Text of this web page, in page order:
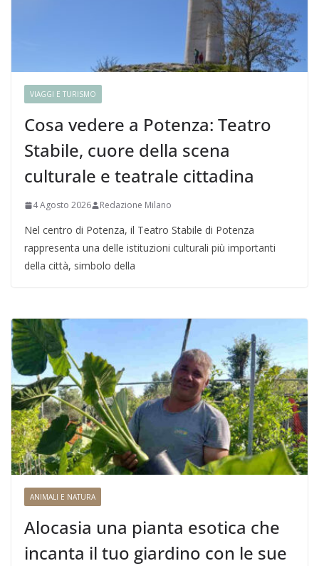
VIAGGI E TURISMO
Cosa vedere a Potenza: Teatro
Stabile, cuore della scena
culturale e teatrale cittadina
4 Agosto 2026 Redazione Milano
Nel centro di Potenza, il Teatro Stabile di Potenza
rappresenta una delle istituzioni culturali più importanti
della città, simbolo della
ANIMALI E NATURA
Alocasia una pianta esotica che
incanta il tuo giardino con le sue